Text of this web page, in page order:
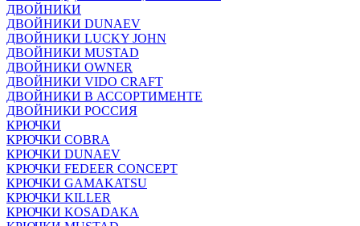
ДВОЙНИКИ
ДВОЙНИКИ DUNAEV
ДВОЙНИКИ LUCKY JOHN
ДВОЙНИКИ MUSTAD
ДВОЙНИКИ OWNER
ДВОЙНИКИ VIDO CRAFT
ДВОЙНИКИ В АССОРТИМЕНТЕ
ДВОЙНИКИ РОССИЯ
КРЮЧКИ
КРЮЧКИ COBRA
КРЮЧКИ DUNAEV
КРЮЧКИ FEDEER CONCEPT
КРЮЧКИ GAMAKATSU
КРЮЧКИ KILLER
КРЮЧКИ KOSADAKA